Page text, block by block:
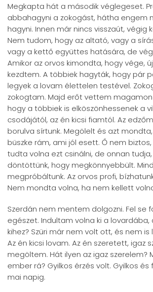
Megkapta hát a második véglegeset.
abbahagyni a zokogást, hátha engem
hagyni. Innen már nincs visszaút, végig
Nem tudom, hogy az altató, vagy a
vagy a kettő együttes hatására, de
Amikor az orvos kimondta, hogy vége,
kezdtem. A többiek hagyták, hogy pár
legyek a lovam élettelen testével.
zokogtam. Majd erőt vettem
hogy a többiek is elköszönhessenek a
csodájától, az én kicsi fiamtól. Az
borulva sírtunk. Megölelt és azt
büszke rám, ami jól esett. Ő nem
tudta volna ezt csinálni, de onnan
döntöttünk, hogy megkönnyebbült.
megpróbáltunk. Az orvos profi,
Nem mondta volna, ha nem kellett
Szerdán nem mentem dolgozni. Fel se
egészet. Indultam volna ki a lovardába,
kihez? Szüri már nem volt ott, és nem
Az én kicsi lovam. Az én szeretett, igaz
megöltem. Hát ilyen az igaz szerelem?
ember rá? Gyilkos érzés volt. Gyilkos
mai napig.